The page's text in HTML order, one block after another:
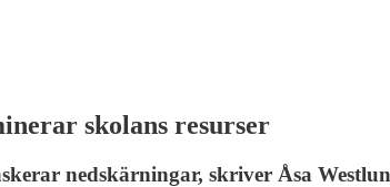
skolans resurser
nedskärningar, skriver Åsa